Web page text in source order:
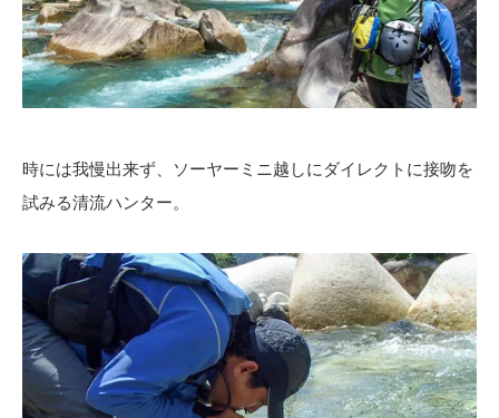
時には我慢出来ず、ソーヤーミニ越しにダイレクトに接吻を
試みる清流ハンター。